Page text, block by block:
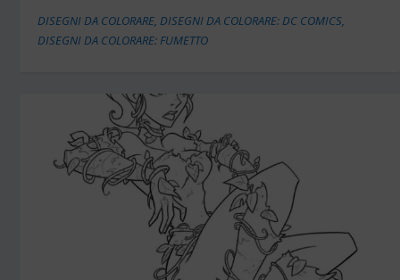
DISEGNI DA COLORARE,DISEGNI DA COLORARE: DC COMICS,
DISEGNI DA COLORARE: FUMETTO